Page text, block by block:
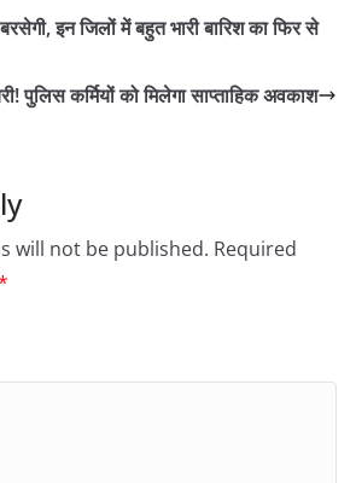
इन जिलों में बहुत भारी बारिश का फिर से
पुलिस कर्मियों को मिलेगा साप्ताहिक अवकाश
will not be published. Required